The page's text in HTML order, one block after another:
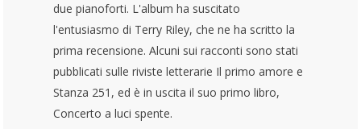
due pianoforti. L'album ha suscitato
l'entusiasmo di Terry Riley, che ne ha scritto la
prima recensione. Alcuni sui racconti sono stati
pubblicati sulle riviste letterarie Il primo amore e
Stanza 251, ed è in uscita il suo primo libro,
Concerto a luci spente.